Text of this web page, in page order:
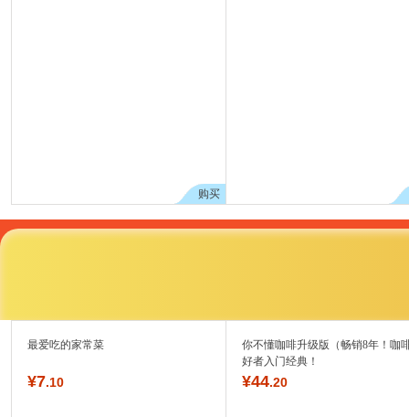
购买
最爱吃的家常菜
¥7.10
你不懂咖啡升级版（畅销8年！咖
好者入门经典！
¥44.20